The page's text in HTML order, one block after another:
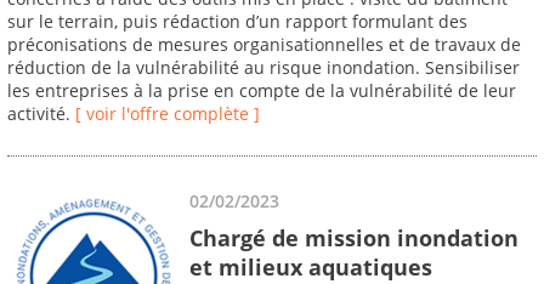
sur le terrain, puis rédaction d’un rapport formulant des
préconisations de mesures organisationnelles et de travaux de
réduction de la vulnérabilité au risque inondation. Sensibiliser
les entreprises à la prise en compte de la vulnérabilité de leur
activité. [ voir l'offre complète ]
02/02/2023
Chargé de mission inondation
et milieux aquatiques